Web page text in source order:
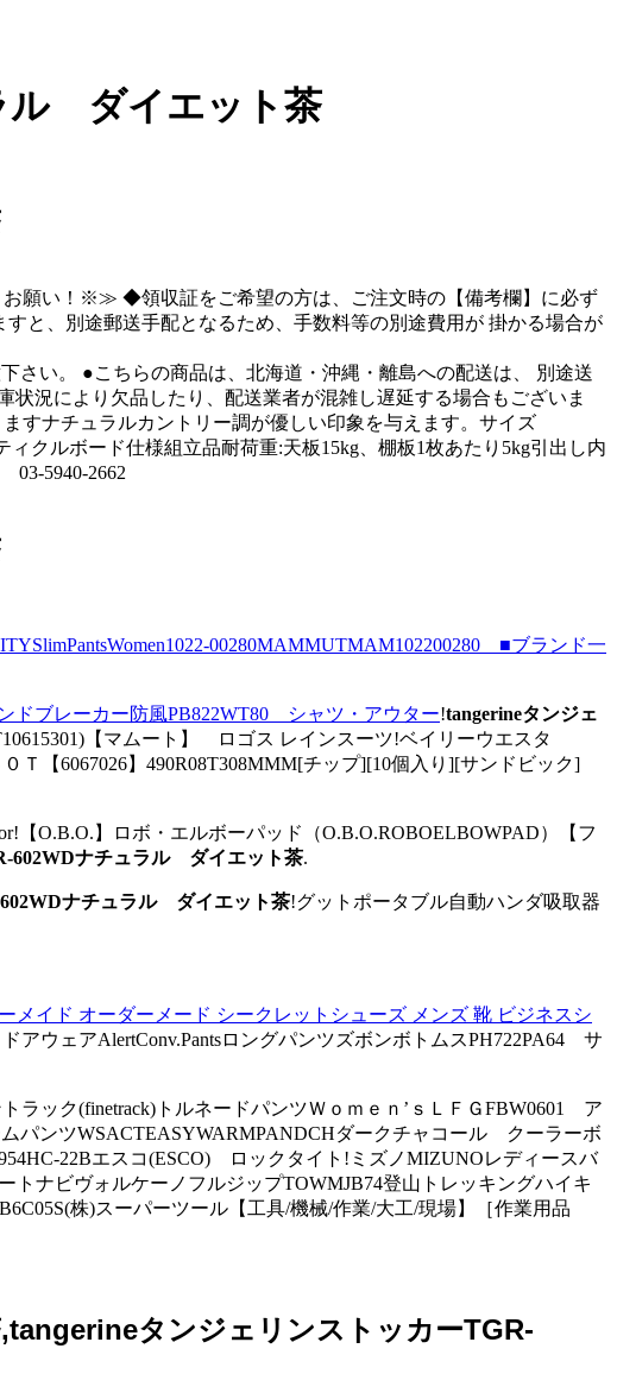
ル ダイエット茶
願い！※≫ ◆領収証をご希望の方は、ご注文時の【備考欄】に必ず
と、別途郵送手配となるため、手数料等の別途費用が 掛かる場合が
い。 ●こちらの商品は、北海道・沖縄・離島への配送は、 別途送
況により欠品したり、配送業者が混雑し遅延する場合もございま
すナチュラルカントリー調が優しい印象を与えます。サイズ
ィクルボード仕様組立品耐荷重:天板15kg、棚板1枚あたり5kg引出し内
03-5940-2662
00280MAMMUTMAM102200280 ■ブランド一
ドブレーカー防風PB822WT80 シャツ・アウター!tangerineタンジェ
【マムート】 ロゴス レインスーツ!ベイリーウエスタ
Ｔ【6067026】490R08T308MMM[チップ][10個入り][サンドビック]
【O.B.O.】ロボ・エルボーパッド（O.B.O.ROBOELBOWPAD）【フ
602WDナチュラル ダイエット茶.
ナチュラル ダイエット茶!グットポータブル自動ハンダ吸取器
メイド オーダーメード シークレットシューズ メンズ 靴 ビジネスシ
アウェアAlertConv.PantsロングパンツズボンボトムスPH722PA64 サ
ック(finetrack)トルネードパンツＷｏｍｅｎ’ｓＬＦＧFBW0601 ア
パンツWSACTEASYWARMPANDCHダークチャコール クーラーボ
22Bエスコ(ESCO) ロックタイト!ミズノMIZUNOレディースバ
ナビヴォルケーノフルジップTOWMJB74登山トレッキングハイキ
株)スーパーツール【工具/機械/作業/大工/現場】［作業用品
タンジェリンストッカーTGR-